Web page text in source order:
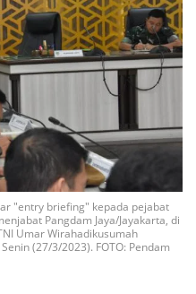
"entry briefing" kepada pejabat
Pangdam Jaya/Jayakarta, di
Umar Wirahadikusumah
(27/3/2023). FOTO: Pendam